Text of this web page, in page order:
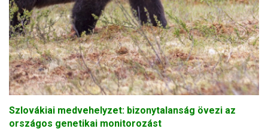
Szlovákiai medvehelyzet: bizonytalanság övezi az
országos genetikai monitorozást